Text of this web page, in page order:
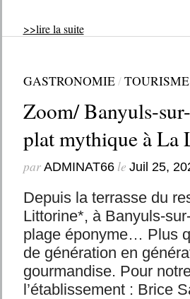
>>lire la suite
GASTRONOMIE/TOURISME
Zoom/ Banyuls-
plat mythique à
par ADMINAT66le Juil 25,
Depuis la terrasse du
Littorine*, à Banyuls-
plage éponyme… Plus
de génération en
gourmandise. Pour
l’établissement : Brice